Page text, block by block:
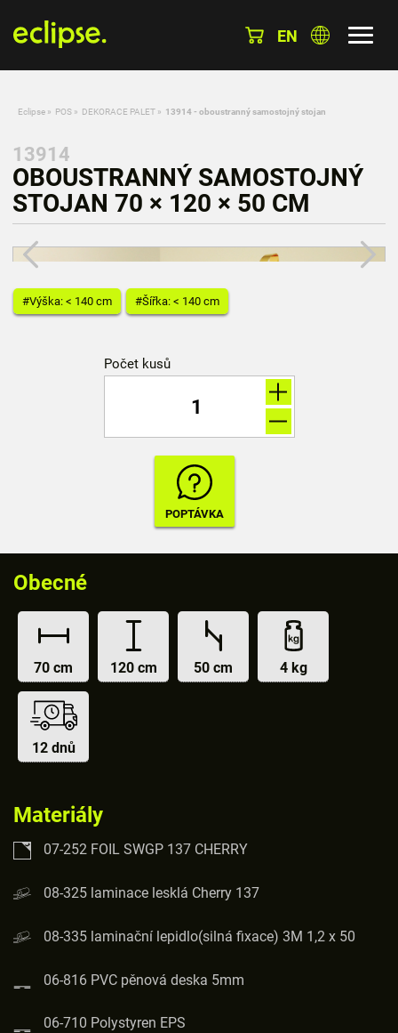
EN
Eclipse » POS » DEKORACE PALET » 13914 - oboustranný samostojný stojan
13914
OBOUSTRANNÝ SAMOSTOJNÝ
STOJAN 70 × 120 × 50 CM
#Výška: < 140 cm #Šířka: < 140 cm
Počet kusů
Obecné
70 cm 120 cm 50 cm 4 kg
12 dnů
Materiály
07-252 FOIL SWGP 137 CHERRY
08-325 laminace lesklá Cherry 137
08-335 laminační lepidlo(silná fixace) 3M 1,2 x 50
06-816 PVC pěnová deska 5mm
06-710 Polystyren EPS